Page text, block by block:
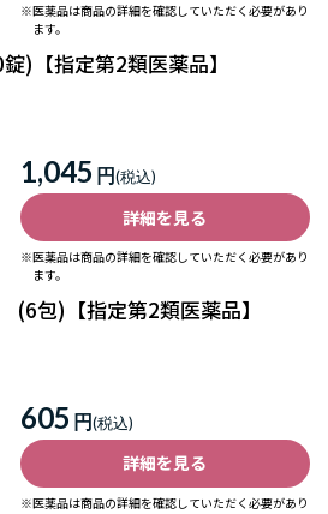
※医薬品は商品の詳細を確認していただく必要があり
ます。
【指定第2類医薬品】
1,045 円
詳細を見る
※医薬品は商品の詳細を確認していただく必要があり
ます。
包)【指定第2類医薬品】
605 円
詳細を見る
※医薬品は商品の詳細を確認していただく必要があり